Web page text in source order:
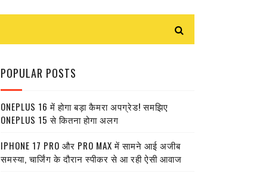
POPULAR POSTS
ONEPLUS 16 में होगा बड़ा कैमरा अपग्रेड! समझिए
ONEPLUS 15 से कितना होगा अलग
IPHONE 17 PRO और PRO MAX में सामने आई अजीब
समस्या, चार्जिंग के दौरान स्पीकर से आ रही ऐसी आवाज